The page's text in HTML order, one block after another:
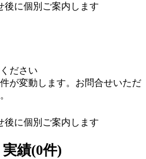
後に個別ご案内します
ださい
が変動します。お問合せいただ
後に個別ご案内します
績(0件)